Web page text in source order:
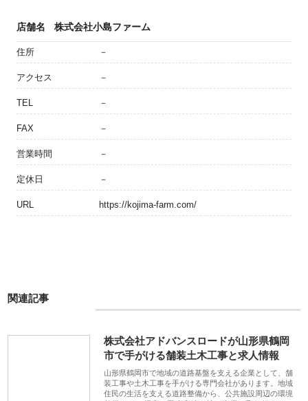
店舗名 株式会社小島ファーム
住所 －
アクセス －
TEL －
FAX －
営業時間 －
定休日 －
URL https://kojima-farm.com/
関連記事
株式会社アドバンスロードが山形県鶴岡
市で手がける舗装土木工事と求人情報
山形県鶴岡市で地域の道路基盤を支える企業として、舗
装工事や土木工事を手がける専門会社があります。地域
住民の生活を支える道路整備から、公共施設周辺の環境